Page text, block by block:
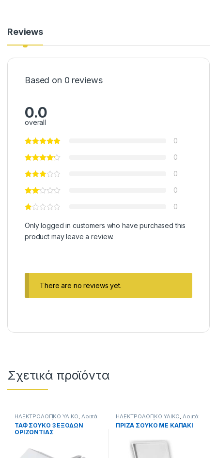
Reviews
Based on 0 reviews
0.0
overall
0
0
0
0
0
Only logged in customers who have purchased this
product may leave a review.
There are no reviews yet.
Σχετικά προϊόντα
ΗΛΕΚΤΡΟΛΟΓΙΚΟ ΥΛΙΚΟ,Λοιπά
ηλεκτρολογικά
ΤΑΦ ΣΟΥΚΟ 3 ΕΞΟΔΩΝ
ΟΡΙΖΟΝΤΙΑΣ
ΗΛΕΚΤΡΟΛΟΓΙΚΟ ΥΛΙΚΟ,Λοιπά
ηλεκτρολογικά
ΠΡΙΖΑ ΣΟΥΚΟ ΜΕ ΚΑΠΑΚΙ